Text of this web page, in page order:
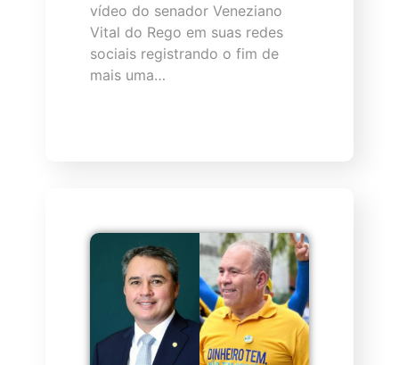
vídeo do senador Veneziano
Vital do Rego em suas redes
sociais registrando o fim de
mais uma…